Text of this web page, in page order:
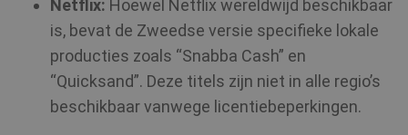
Netflix: Hoewel Netflix wereldwijd beschikbaar
is, bevat de Zweedse versie specifieke lokale
producties zoals “Snabba Cash” en
“Quicksand”. Deze titels zijn niet in alle regio’s
beschikbaar vanwege licentiebeperkingen.